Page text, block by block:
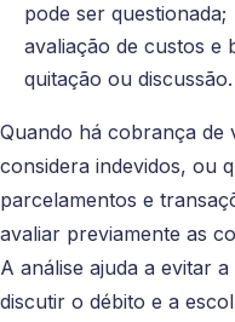
pode ser questionada;
avaliação de custos e
quitação ou discussão.
Quando há cobrança de
considera indevidos, ou
parcelamentos e
avaliar previamente as
A análise ajuda a evitar
discutir o débito e a